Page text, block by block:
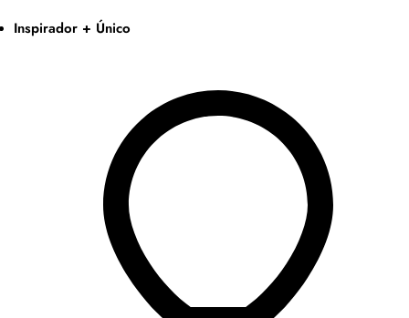
Inspirador + Único